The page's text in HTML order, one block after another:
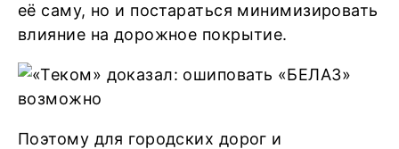
её саму, но и постараться минимизировать
влияние на дорожное покрытие.
Поэтому для городских дорог и